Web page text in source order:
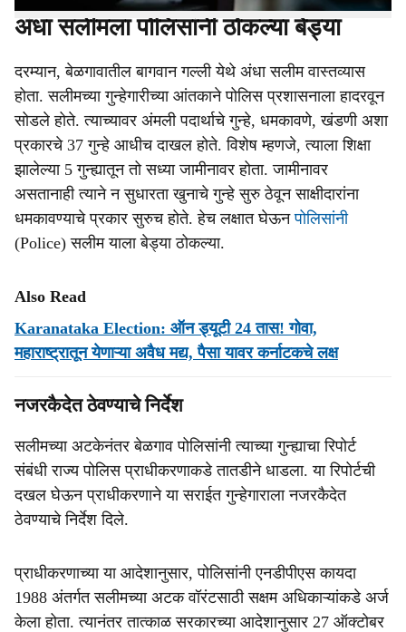
अंधा सलीमला पोलिसांनी ठोकल्या बेड्या
दरम्यान, बेळगावातील बागवान गल्ली येथे अंधा सलीम वास्तव्यास
होता. सलीमच्या गुन्हेगारीच्या आंतकाने पोलिस प्रशासनाला हादरवून
सोडले होते. त्याच्यावर अंमली पदार्थाचे गुन्हे, धमकावणे, खंडणी अशा
प्रकारचे 37 गुन्हे आधीच दाखल होते. विशेष म्हणजे, त्याला शिक्षा
झालेल्या 5 गुन्ह्यातून तो सध्या जामीनावर होता. जामीनावर
असतानाही त्याने न सुधारता खुनाचे गुन्हे सुरु ठेवून साक्षीदारांना
धमकावण्याचे प्रकार सुरुच होते. हेच लक्षात घेऊनपोलिसांनी
(Police) सलीम याला बेड्या ठोकल्या.
Also Read
Karanataka Election: ऑन ड्यूटी 24 तास! गोवा,
महाराष्ट्रातून येणाऱ्या अवैध मद्य, पैसा यावर कर्नाटकचे लक्ष
नजरकैदेत ठेवण्याचे निर्देश
सलीमच्या अटकेनंतर बेळगाव पोलिसांनी त्याच्या गुन्ह्याचा रिपोर्ट
संबंधी राज्य पोलिस प्राधीकरणाकडे तातडीने धाडला. या रिपोर्टची
दखल घेऊन प्राधीकरणाने या सराईत गुन्हेगाराला नजरकैदेत
ठेवण्याचे निर्देश दिले.
प्राधीकरणाच्या या आदेशानुसार, पोलिसांनी एनडीपीएस कायदा
1988 अंतर्गत सलीमच्या अटक वॉरंटसाठी सक्षम अधिकाऱ्यांकडे अर्ज
केला होता. त्यानंतर तात्काळ सरकारच्या आदेशानुसार 27 ऑक्टोबर